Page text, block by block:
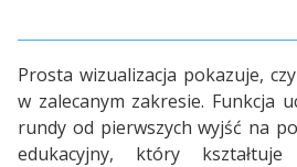
Prosta wizualizacja pokazuje,
w zalecanym zakresie. Funkcja
rundy od pierwszych wyjść na
edukacyjny, który